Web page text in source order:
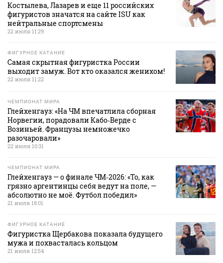
Костылева, Лазарев и еще 11 российских
фигуристов значатся на сайте ISU как
нейтральные спортсмены
22 июля 11:29
ФИГУРНОЕ КАТАНИЕ
Самая скрытная фигуристка России
выходит замуж. Вот кто оказался женихом!
22 июля 11:22
ЧЕМПИОНАТ МИРА
Глейхенгауз: «На ЧМ впечатлила сборная
Норвегии, порадовали Кабо‑Верде с
Возиньей. Французы немножечко
разочаровали»
22 июля 10:31
ЧЕМПИОНАТ МИРА
Глейхенгауз — о финале ЧМ‑2026: «То, как
грязно аргентинцы себя ведут на поле, —
абсолютно не моё. Футбол победил»
21 июля 18:01
ФИГУРНОЕ КАТАНИЕ
Фигуристка Щербакова показала будущего
мужа и похвасталась кольцом
21 июля 12:54